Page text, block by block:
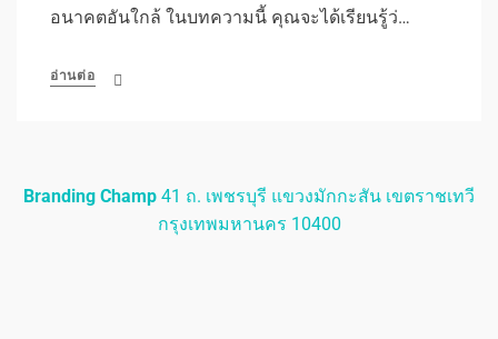
อนาคตอันใกล้ ในบทความนี้ คุณจะได้เรียนรู้ว่…
อ่านต่อ
Branding Champ 41 ถ. เพชรบุรี แขวงมักกะสัน เขตราชเทวี
กรุงเทพมหานคร 10400